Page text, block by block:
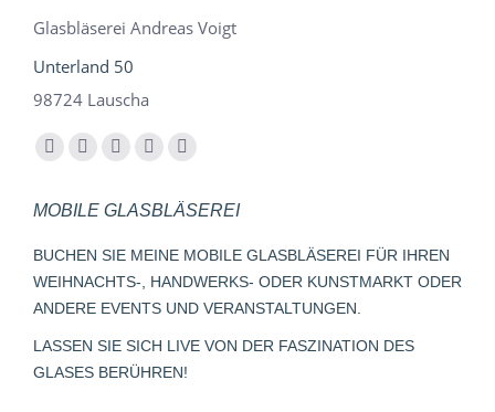
Glasbläserei Andreas Voigt
Unterland 50
98724 Lauscha
Finden Sie uns auf:
Facebook
opens
in
new
window
YouTube
opens
in
new
window
Instagram
opens
in
new
window
E-
page
opens
in
new
Whatsapp
opens
in
new
window
MOBILE GLASBLÄSEREI
BUCHEN SIE MEINE MOBILE GLASBLÄSEREI FÜR IHREN
WEIHNACHTS-, HANDWERKS- ODER KUNSTMARKT ODER
ANDERE EVENTS UND VERANSTALTUNGEN.
LASSEN SIE SICH LIVE VON DER FASZINATION DES
GLASES BERÜHREN!